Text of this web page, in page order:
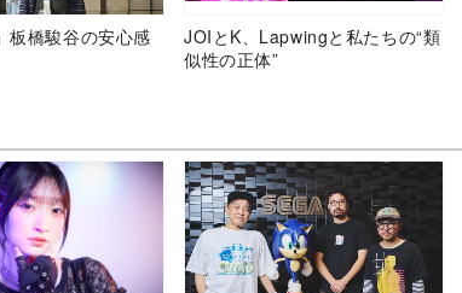
板橋駿谷の安心感
JOIとK、Lapwingと私たちの“類
似性の正体”